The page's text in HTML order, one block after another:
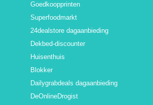
Goedkoopprinten
Superfoodmarkt
24dealstore dagaanbieding
Dekbed-discounter
Huisenthuis
Blokker
Dailygrabdeals dagaanbieding
DeOnlineDrogist